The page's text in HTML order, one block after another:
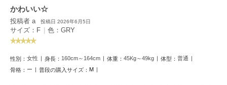
FURFUR
ファーファー
gelato pique
かわいい☆
投稿者 a 投稿日 2026年6月5日
サイズ：F | 色：GRY
性別： 女性 身長： 160cm～164cm 体重： 45Kg～49kg 体型： 普通
骨格： ー 普段の購入サイズ： M